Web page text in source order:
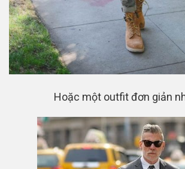
Hoặc một outfit đơn giản